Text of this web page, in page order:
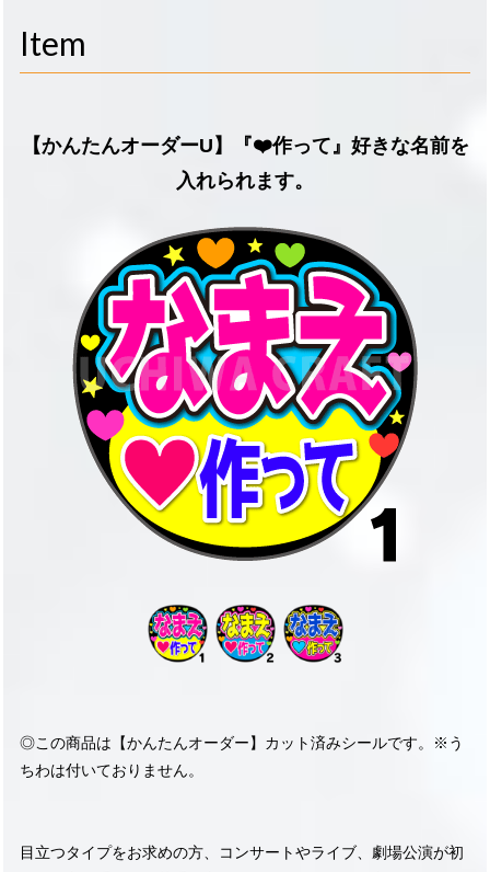
Item
【かんたんオーダーU】『❤️作って』好きな名前を
入れられます。
◎この商品は【かんたんオーダー】カット済みシールです。※う
ちわは付いておりません。
目立つタイプをお求めの方、コンサートやライブ、劇場公演が初